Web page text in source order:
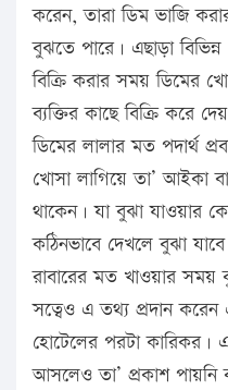
করেন, তারা ডিম ভাজি
বুঝতে পারে। এছাড়া
বিক্রি করার সময় ডিমের
ব্যক্তির কাছে বিক্রি করে
ডিমের লালার মত পদার্থ
খোসা লাগিয়ে তা’ আইকা
থাকেন। যা বুঝা যাওয়ার
কঠিনভাবে দেখলে বুঝা
রাবারের মত খাওয়ার সময়
সত্বেও এ তথ্য প্রদান
হোটেলের পরটা কারিকর।
আসলেও তা’ প্রকাশ পায়নি